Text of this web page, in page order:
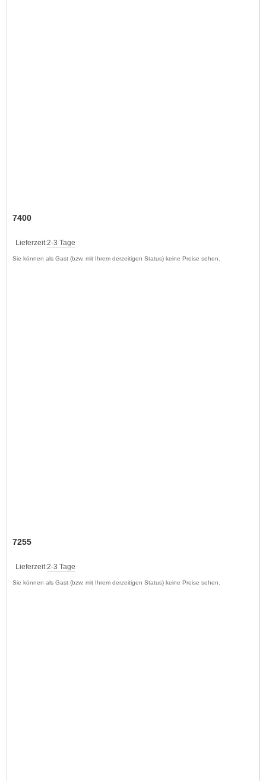
7400
Lieferzeit:2-3 Tage
Sie können als Gast (bzw. mit Ihrem derzeitigen Status) keine Preise sehen.
7255
Lieferzeit:2-3 Tage
Sie können als Gast (bzw. mit Ihrem derzeitigen Status) keine Preise sehen.